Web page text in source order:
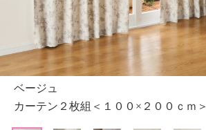
ベージュ
カーテン２枚組＜１００×２００ｃｍ＞